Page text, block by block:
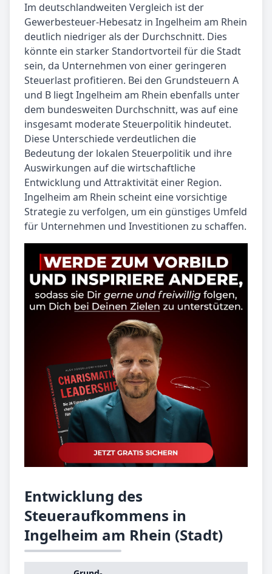
Im deutschlandweiten Vergleich ist der
Gewerbesteuer-Hebesatz in Ingelheim am Rhein
deutlich niedriger als der Durchschnitt. Dies
könnte ein starker Standortvorteil für die Stadt
sein, da Unternehmen von einer geringeren
Steuerlast profitieren. Bei den Grundsteuern A
und B liegt Ingelheim am Rhein ebenfalls unter
dem bundesweiten Durchschnitt, was auf eine
insgesamt moderate Steuerpolitik hindeutet.
Diese Unterschiede verdeutlichen die
Bedeutung der lokalen Steuerpolitik und ihre
Auswirkungen auf die wirtschaftliche
Entwicklung und Attraktivität einer Region.
Ingelheim am Rhein scheint eine vorsichtige
Strategie zu verfolgen, um ein günstiges Umfeld
für Unternehmen und Investitionen zu schaffen.
Entwicklung des
Steueraufkommens in
Ingelheim am Rhein (Stadt)